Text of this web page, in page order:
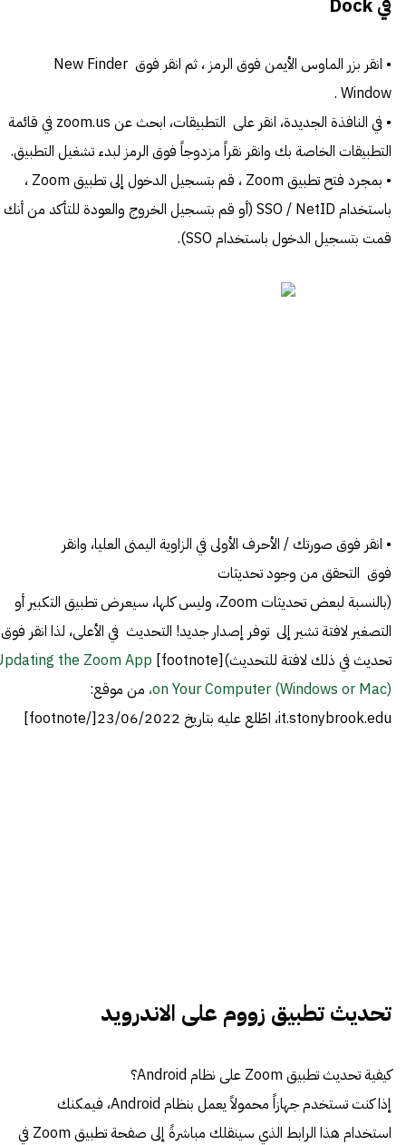
• انقر بزر الماوس الأيمن فوق الرمز ، ثم انقر فوق New Finder
Window .
• في النافذة الجديدة، انقر على التطبيقات، ابحث عن zoom.us في قائمة
التطبيقات الخاصة بك وانقر نقراً مزدوجاً فوق الرمز لبدء تشغيل التطبيق.
• بمجرد فتح تطبيق Zoom ، قم بتسجيل الدخول إلى تطبيق Zoom ،
باستخدام SSO / NetID (أو قم بتسجيل الخروج والعودة للتأكد من أنك
قمت بتسجيل الدخول باستخدام SSO).
• انقر فوق صورتك / الأحرف الأولى في الزاوية اليمنى العليا، وانقر
فوق التحقق من وجود تحديثات
(بالنسبة لبعض تحديثات Zoom، وليس كلها، سيعرض تطبيق التكبير أو
التصغير لافتة تشير إلى توفر إصدار جديد! التحديث في الأعلى، لذا انقر فوق
تحديث في ذلك لافتة للتحديث)[footnote]
the Zoom App
on Your Computer (Windows or Mac)، من موقع:
it.stonybrook.edu، اطّلع عليه بتاريخ 23/06/2022[/footnote]
تحديث تطبيق زووم على الاندرويد
كيفية تحديث تطبيق Zoom على نظام Android؟
إذا كنت تستخدم جهازاً محمولاً يعمل بنظام Android، فيمكنك
استخدام هذا الرابط الذي سينقلك مباشرةً إلى صفحة تطبيق Zoom في